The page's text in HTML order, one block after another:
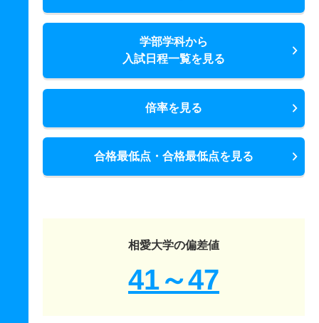
学部学科から
入試日程一覧を見る
倍率を見る
合格最低点・合格最低点を見る
相愛大学の偏差値
41～47